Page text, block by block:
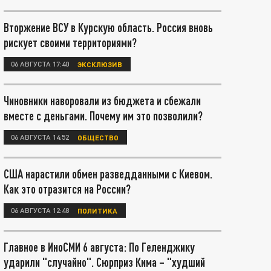
Вторжение ВСУ в Курскую область. Россия вновь
рискует своими территориями?
06 АВГУСТА 17:40 ЭКСКЛЮЗИВ
Чиновники наворовали из бюджета и сбежали
вместе с деньгами. Почему им это позволили?
06 АВГУСТА 14:52 ОБЩЕСТВО
США нарастили обмен разведданными с Киевом.
Как это отразится на России?
06 АВГУСТА 12:48 ПОЛИТИКА
Главное в ИноСМИ 6 августа: По Геленджику
ударили "случайно". Сюрприз Кима – "худший